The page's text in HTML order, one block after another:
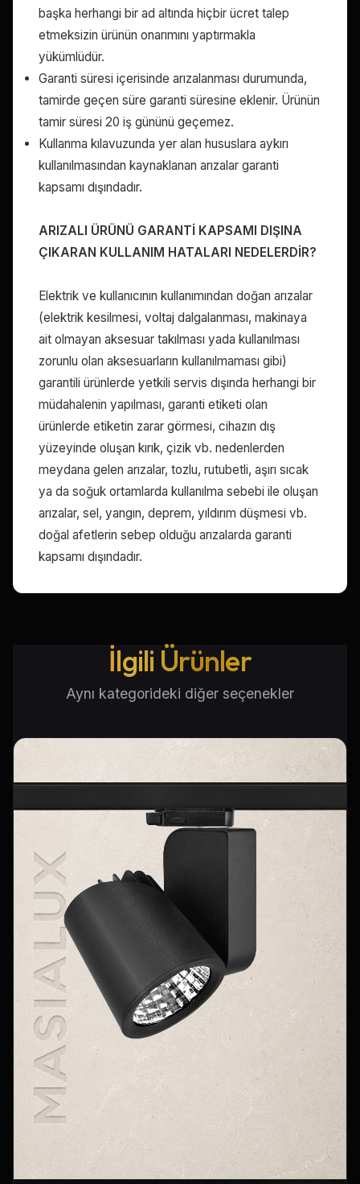
başka herhangi bir ad altında hiçbir ücret talep
etmeksizin ürünün onarımını yaptırmakla
yükümlüdür.
Garanti süresi içerisinde arızalanması durumunda,
tamirde geçen süre garanti süresine eklenir. Ürünün
tamir süresi 20 iş gününü geçemez.
Kullanma kılavuzunda yer alan hususlara aykırı
kullanılmasından kaynaklanan arızalar garanti
kapsamı dışındadır.
ARIZALI ÜRÜNÜ GARANTİ KAPSAMI DIŞINA
ÇIKARAN KULLANIM HATALARI NEDELERDİR?
Elektrik ve kullanıcının kullanımından doğan arızalar
(elektrik kesilmesi, voltaj dalgalanması, makinaya
ait olmayan aksesuar takılması yada kullanılması
zorunlu olan aksesuarların kullanılmaması gibi)
garantili ürünlerde yetkili servis dışında herhangi bir
müdahalenin yapılması, garanti etiketi olan
ürünlerde etiketin zarar görmesi, cihazın dış
yüzeyinde oluşan kırık, çizik vb. nedenlerden
meydana gelen arızalar, tozlu, rutubetli, aşırı sıcak
ya da soğuk ortamlarda kullanılma sebebi ile oluşan
arızalar, sel, yangın, deprem, yıldırım düşmesi vb.
doğal afetlerin sebep olduğu arızalarda garanti
kapsamı dışındadır.
İlgili Ürünler
Aynı kategorideki diğer seçenekler